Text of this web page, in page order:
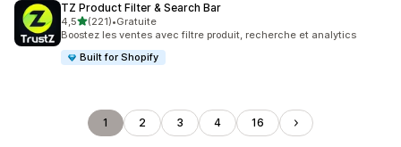
TZ Product Filter & Search Bar
4,5étoile(s) sur 5
(221)
221 avis au total
•Gratuite
Boostez les ventes avec filtre produit, recherche et analytics
Built for Shopify
1 2 3 4 16